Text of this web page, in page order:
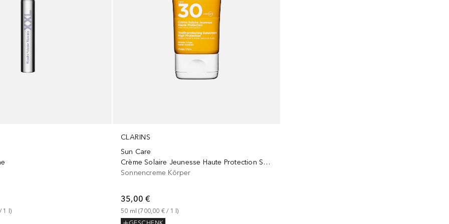
1 )
CLARINS
Sun Care
Crème Solaire Jeunesse Haute Protection SPF 30
Sonnencreme Körper
35,00 €
50 ml (700,00 € / 1 l)